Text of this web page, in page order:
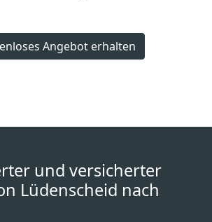
Angebot erhalten
und versicherter
Lüdenscheid nach